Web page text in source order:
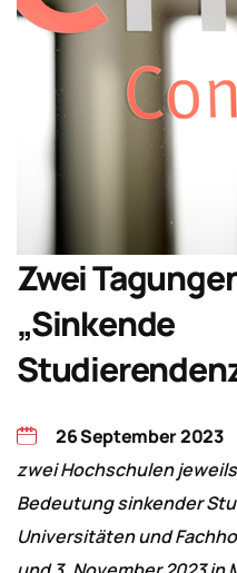
Zwei
„Sinkende
26 September 2023
zwei Hochschulen
Bedeutung sinkender
Universitäten und